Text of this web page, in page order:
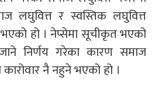
लघुवित्त र स्वस्तिक लघुवित्त
हो । नेप्सेमा सूचीकृत भएको
निर्णय गरेका कारण समाज
नै नहुने भएको हो ।